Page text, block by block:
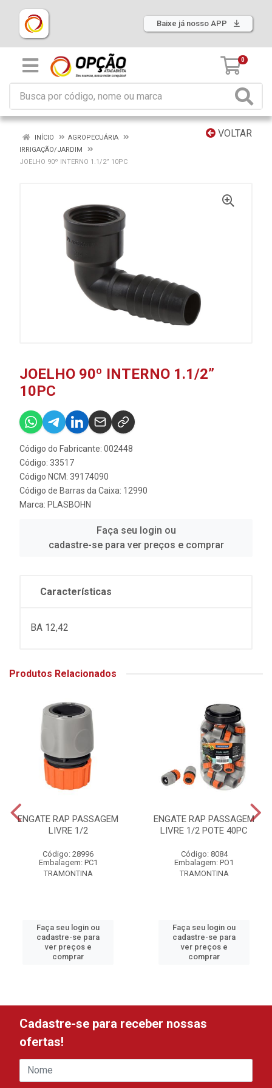
Baixe já nosso APP
0
VOLTAR
INÍCIO
AGROPECUÁRIA
IRRIGAÇÃO/JARDIM
JOELHO 90º INTERNO 1.1/2” 10PC
JOELHO 90º INTERNO 1.1/2”
10PC
Código do Fabricante: 002448
Código: 33517
Código NCM: 39174090
Código de Barras da Caixa: 12990
Marca: PLASBOHN
Faça seu login ou
cadastre-se para ver preços e comprar
Características
BA 12,42
Produtos Relacionados
ENGATE RAP PASSAGEM
LIVRE 1/2
Código: 28996
Embalagem: PC1
TRAMONTINA
Faça seu login ou
cadastre-se para
ver preços e
comprar
ENGATE RAP PASSAGEM
LIVRE 1/2 POTE 40PC
Código: 8084
Embalagem: PO1
TRAMONTINA
Faça seu login ou
cadastre-se para
ver preços e
comprar
Cadastre-se para receber nossas
ofertas!